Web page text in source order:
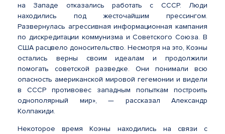
на Западе отказались работать с СССР. Люди
находились под жесточайшим прессингом.
Развернулась агрессивная информационная кампания
по дискредитации коммунизма и Советского Союза. В
США расцвело доносительство. Несмотря на это, Коэны
остались верны своим идеалам и продолжили
помогать советской разведке. Они понимали всю
опасность американской мировой гегемонии и видели
в СССР противовес западным попыткам построить
однополярный мир», — рассказал Александр
Колпакиди.
Некоторое время Коэны находились на связи с